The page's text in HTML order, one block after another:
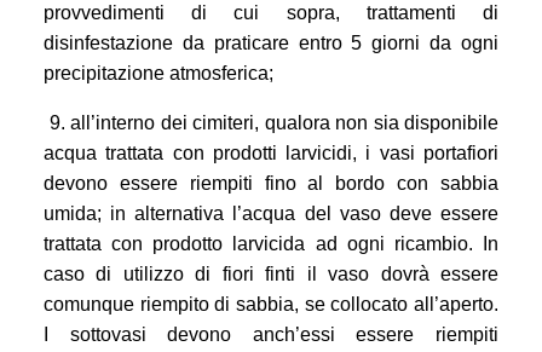
provvedimenti di cui sopra, trattamenti di
disinfestazione da praticare entro 5 giorni da ogni
precipitazione atmosferica;
9. all’interno dei cimiteri, qualora non sia disponibile
acqua trattata con prodotti larvicidi, i vasi portafiori
devono essere riempiti fino al bordo con sabbia
umida; in alternativa l’acqua del vaso deve essere
trattata con prodotto larvicida ad ogni ricambio. In
caso di utilizzo di fiori finti il vaso dovrà essere
comunque riempito di sabbia, se collocato all’aperto.
I sottovasi devono anch’essi essere riempiti